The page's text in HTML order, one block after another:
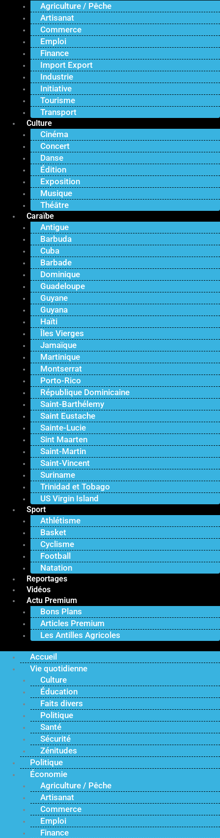
Agriculture / Pêche
Artisanat
Commerce
Emploi
Finance
Import Export
Industrie
Initiative
Tourisme
Transport
Culture
Cinéma
Concert
Danse
Édition
Exposition
Musique
Théâtre
Caraïbe
Antigue
Barbuda
Cuba
Barbade
Dominique
Guadeloupe
Guyane
Guyana
Haïti
Îles Vierges
Jamaïque
Martinique
Montserrat
Porto-Rico
République Dominicaine
Saint-Barthélemy
Saint Eustache
Sainte-Lucie
Sint Maarten
Saint-Martin
Saint-Vincent
Suriname
Trinidad et Tobago
US Virgin Island
Sport
Athlétisme
Basket
Cyclisme
Football
Natation
Reportages
Vidéos
Actu Premium
Bons Plans
Articles Premium
Les Antilles Agricoles
Accueil
Vie quotidienne
Culture
Éducation
Faits divers
Politique
Santé
Sécurité
Zénitudes
Politique
Économie
Agriculture / Pêche
Artisanat
Commerce
Emploi
Finance